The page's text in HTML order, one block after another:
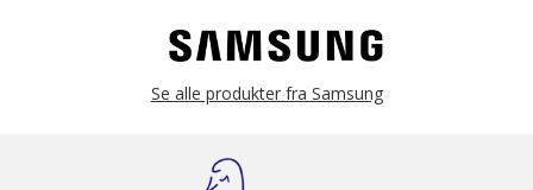
Producent nummer
MZ-V9S1T0BW
Vægt (brutto)Se alle produkter fra Samsung